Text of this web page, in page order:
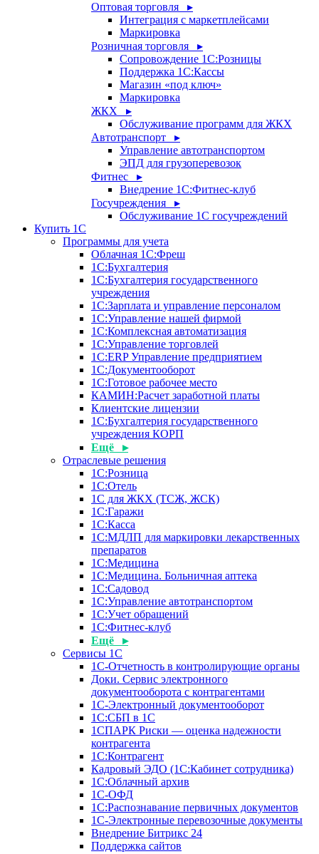
Оптовая торговля ▸
Интеграция с маркетплейсами
Маркировка
Розничная торговля ▸
Сопровождение 1С:Розницы
Поддержка 1С:Кассы
Магазин «под ключ»
Маркировка
ЖКХ ▸
Обслуживание программ для ЖКХ
Автотранспорт ▸
Управление автотранспортом
ЭПД для грузоперевозок
Фитнес ▸
Внедрение 1С:Фитнес-клуб
Госучреждения ▸
Обслуживание 1С госучреждений
Купить 1С
Программы для учета
Облачная 1С:Фреш
1С:Бухгалтерия
1С:Бухгалтерия государственного
учреждения
1С:Зарплата и управление персоналом
1С:Управление нашей фирмой
1С:Комплексная автоматизация
1С:Управление торговлей
1С:ERP Управление предприятием
1С:Документооборот
1C:Готовое рабочее место
КАМИН:Расчет заработной платы
Клиентские лицензии
1С:Бухгалтерия государственного
учреждения КОРП
Ещё ▸
Отраслевые решения
1С:Розница
1С:Отель
1С для ЖКХ (ТСЖ, ЖСК)
1С:Гаражи
1С:Касса
1С:МДЛП для маркировки лекарственных
препаратов
1С:Медицина
1С:Медицина. Больничная аптека
1С:Садовод
1С:Управление автотранспортом
1С:Учет обращений
1С:Фитнес-клуб
Ещё ▸
Сервисы 1С
1С-Отчетность в контролирующие органы
Доки. Сервис электронного
документооборота с контрагентами
1С-Электронный документооборот
1С:СБП в 1С
1СПАРК Риски — оценка надежности
контрагента
1С:Контрагент
Кадровый ЭДО (1С:Кабинет сотрудника)
1С:Облачный архив
1С-ОФД
1С:Распознавание первичных документов
1С-Электронные перевозочные документы
Внедрение Битрикс 24
Поддержка сайтов